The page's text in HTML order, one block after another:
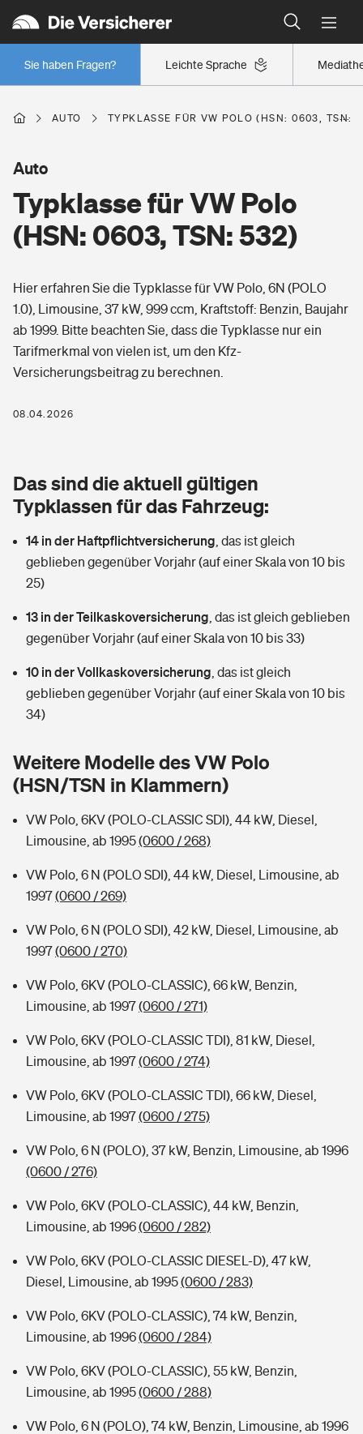
Leichte Sprache
Sie haben Fragen?
Wer versichert was: Jetzt Versicherer finden
Regionalklassen: So ist Ihre Region eingestuft
Wer versichert was: Jetzt Versicherer finden
Berufsunfähigkeitsversicherung
Erwerbsunfähigkeitsversicherung
Grundfähigkeitsversicherung
Arbeitsrechtsschutz
Berufshaftpflichtversicherung
Zur Übersicht
Tools
Wer versichert was: Jetzt Versicherer finden
Sie haben Fragen?
Wohnen
Glasversicherung
Mietkautionsversicherung
Restkreditversicherung
Tools
Hochwasser-Check: Wie gefährdet ist Ihr Haus?
Sie haben Fragen?
Freizeit
Pri­vate Haft­pflicht­
Kinderunfall­ver­si­che­rung
Kinderinvalidität
Hundehalter-Haftpflicht
Handyversicherung
Private Cyberversicherung
Zur Übersicht
Kinderunfall-Check: Mehr Sicherheit für deine Kids
Typklassen: So ist Ihr Auto eingestuft
Sie haben Fragen?
Gesundheit
Private Krankenversicherung
Dread-Disease-Versicherung
Tierkrankenversicherung
Zur Übersicht
Tools
Wer versichert was: Jetzt Versicherer finden
Rentenrechner: Wie viel Geld bekomme ich im Alter?
AUTO TYPKLASSE FÜR VW POLO (HSN: 0603, TSN:
Typklasse für VW Polo
(HSN: 0603, TSN: 532)
Auto
Hier erfahren Sie die Typklasse für VW Polo, 6N (POLO
1.0), Limousine, 37 kW, 999 ccm, Kraftstoff: Benzin, Baujahr
ab 1999. Bitte beachten Sie, dass die Typklasse nur ein
Tarifmerkmal von vielen ist, um den Kfz-
Versicherungsbeitrag zu berechnen.
08.04.2026
Das sind die aktuell gültigen
Typklassen für das Fahrzeug:
14 in der Haftpflichtversicherung das ist gleich
geblieben gegenüber Vorjahr (auf einer Skala von 10 bis
25)
13 in der Teilkaskoversicherung das ist gleich geblieben
gegenüber Vorjahr (auf einer Skala von 10 bis 33)
10 in der Vollkaskoversicherung das ist gleich
geblieben gegenüber Vorjahr (auf einer Skala von 10 bis
34)
Weitere Modelle des VW Polo
(HSN/TSN in Klammern)
VW Polo, 6KV (POLO-CLASSIC SDI), 44 kW, Diesel,
Limousine, ab 1995(0600 / 268)
VW Polo, 6 N (POLO SDI), 44 kW, Diesel, Limousine, ab
1997(0600 / 269)
VW Polo, 6 N (POLO SDI), 42 kW, Diesel, Limousine, ab
1997(0600 / 270)
VW Polo, 6KV (POLO-CLASSIC), 66 kW, Benzin,
Limousine, ab 1997(0600 / 271)
VW Polo, 6KV (POLO-CLASSIC TDI), 81 kW, Diesel,
Limousine, ab 1997(0600 / 274)
VW Polo, 6KV (POLO-CLASSIC TDI), 66 kW, Diesel,
Limousine, ab 1997(0600 / 275)
VW Polo, 6 N (POLO), 37 kW, Benzin, Limousine, ab 1996
(0600 / 276)
VW Polo, 6KV (POLO-CLASSIC), 44 kW, Benzin,
Limousine, ab 1996(0600 / 282)
VW Polo, 6KV (POLO-CLASSIC DIESEL-D), 47 kW,
Diesel, Limousine, ab 1995(0600 / 283)
VW Polo, 6KV (POLO-CLASSIC), 74 kW, Benzin,
Limousine, ab 1996(0600 / 284)
VW Polo, 6KV (POLO-CLASSIC), 55 kW, Benzin,
Limousine, ab 1995(0600 / 288)
VW Polo, 6 N (POLO), 74 kW, Benzin, Limousine, ab 1996